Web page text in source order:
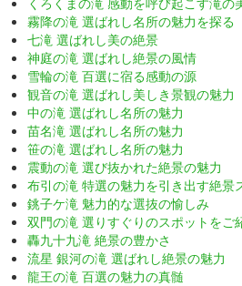
霧降の滝 選ばれし名所の魅力を探る
七滝 選ばれし美の絶景
神庭の滝 選ばれし絶景の風情
雪輪の滝 百選に宿る感動の源
観音の滝 選ばれし美しき景観の魅力
中の滝 選ばれし名所の魅力
苗名滝 選ばれし名所の魅力
笹の滝 選ばれし名所の魅力
震動の滝 選び抜かれた絶景の魅力
布引の滝 特選の魅力を引き出す絶景
銚子ケ滝 魅力的な選抜の愉しみ
双門の滝 選りすぐりのスポットをご
轟九十九滝 絶景の豊かさ
流星 銀河の滝 選ばれし絶景の魅力
龍王の滝 百選の魅力の真髄